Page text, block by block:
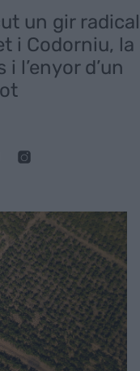
un gir radical
i Codorniu, la
l’enyor d’un